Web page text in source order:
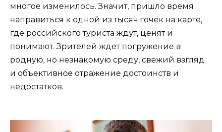
многое изменилось. Значит, пришло время
направиться к одной из тысяч точек на карте,
где российского туриста ждут, ценят и
понимают. Зрителей ждет погружение в
родную, но незнакомую среду, свежий взгляд
и объективное отражение достоинств и
недостатков.